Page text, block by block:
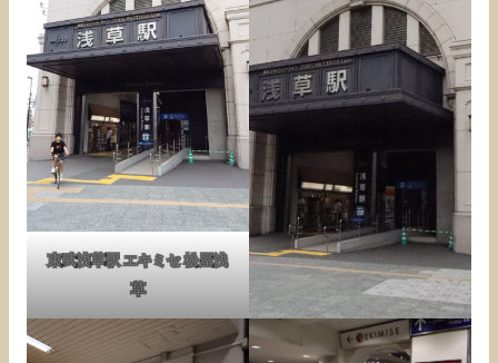
東武浅草駅 エキミセ 松屋浅
草